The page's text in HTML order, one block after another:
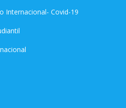
Internacional- Covid-19